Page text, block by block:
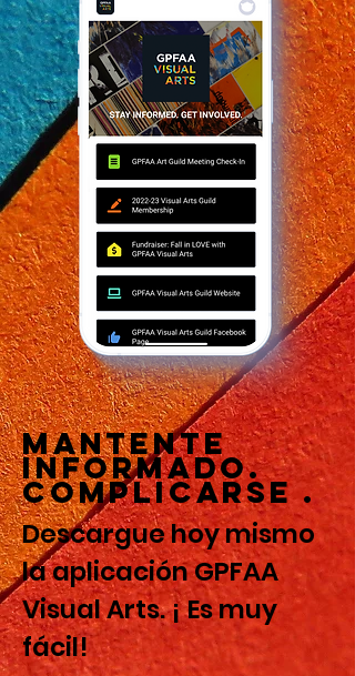
MANTENTE
INFORMADO.
COMPLICARSE .
Descargue hoy mismo
la aplicación GPFAA
Visual Arts. ¡Es muy
fácil!